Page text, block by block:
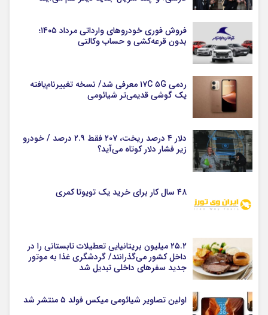
فروش فوری خودروهای وارداتی مرداد ۱۴۰۵؛
بدون قرعه‌کشی و حساب وکالتی
ردمی ۱۷C ۵G معرفی شد/ نسخه تغییرنام‌یافته
یک گوشی قدیمی‌تر شیائومی
دلار ۴ درصد ریخت، ۲۰۷ فقط ۲.۹ درصد / خودرو
زیر فشار دلار کوتاه می‌آید؟
۴۸ سال کار برای خرید یک تویوتا کمری
۲۵.۲ میلیون بریتانیایی تعطیلات تابستانی را در
داخل کشور می‌گذرانند/ گردشگری غذا به موتور
جدید سفرهای داخلی تبدیل شد
اولین تصاویر شیائومی میکس فولد ۵ منتشر شد